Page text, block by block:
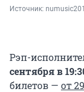
Источник:
Рэп-
сентября в
билетов — от